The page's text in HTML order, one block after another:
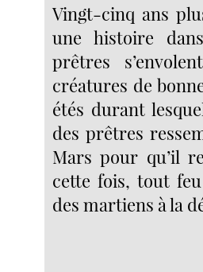
Vingt-cinq ans
une histoire
prêtres
créatures de
étés durant
des prêtres
Mars pour qu’il
cette fois, tout
des martiens à la